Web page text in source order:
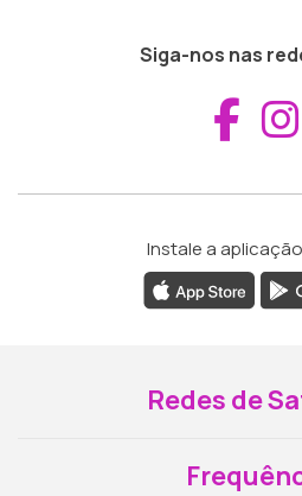
Siga-nos nas
Instale a aplicação
Redes de